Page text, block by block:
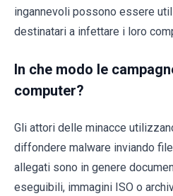
ingannevoli possono essere
destinatari a infettare i loro
In che modo le
computer?
Gli attori delle minacce
diffondere malware inviando
allegati sono in genere
eseguibili, immagini ISO o